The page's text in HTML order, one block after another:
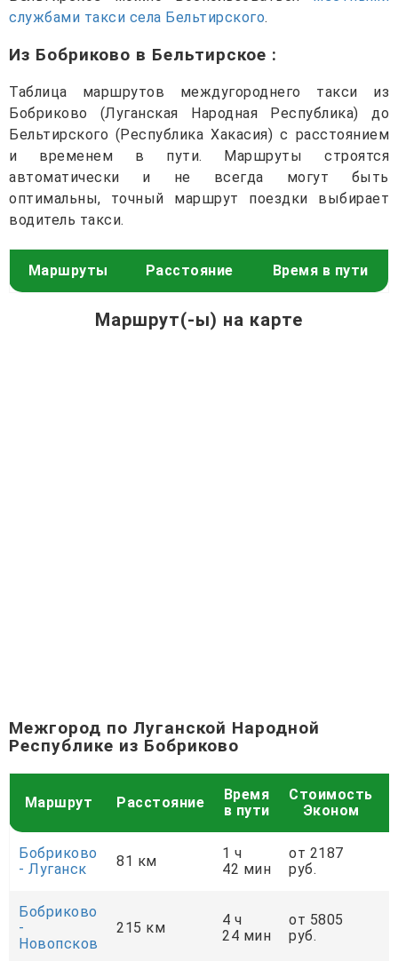
службами такси села Бельтирского.
Из Бобриково в Бельтирское :
Таблица маршрутов междугороднего такси из
Бобриково (Луганская Народная Республика) до
Бельтирского (Республика Хакасия) с расстоянием
и временем в пути. Маршруты строятся
автоматически и не всегда могут быть
оптимальны, точный маршрут поездки выбирает
водитель такси.
Маршруты Расстояние Время в пути
Маршрут(-ы) на карте
Межгород по Луганской Народной
Республике из Бобриково
Маршрут Расстояние
Время
в пути
Стоимость
Эконом
Бобриково
- Луганск
81 км
1 ч
42 мин
от 2187
руб.
Бобриково
-
Новопсков
215 км
4 ч
24 мин
от 5805
руб.